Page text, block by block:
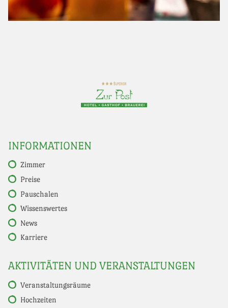
INFORMATIONEN
Zimmer
Preise
Pauschalen
Wissenswertes
News
Karriere
AKTIVITÄTEN UND VERANSTALTUNGEN
Veranstaltungsräume
Hochzeiten